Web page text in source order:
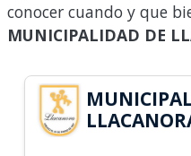
conocer cuando y que
MUNICIPALIDAD DE